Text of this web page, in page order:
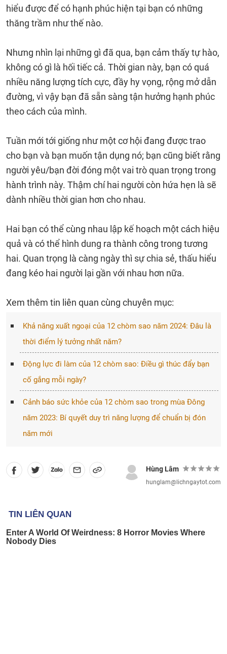
hiểu được để có hạnh phúc hiện tại bạn có những
thăng trầm như thế nào.
Nhưng nhìn lại những gì đã qua, bạn cảm thấy tự hào,
không có gì là hối tiếc cả. Thời gian này, bạn có quá
nhiều năng lượng tích cực, đầy hy vọng, rộng mở dẫn
đường, vì vậy bạn đã sẵn sàng tận hưởng hạnh phúc
theo cách của mình.
Tuần mới tới giống như một cơ hội đang được trao
cho bạn và bạn muốn tận dụng nó; bạn cũng biết rằng
người yêu/bạn đời đóng một vai trò quan trọng trong
hành trình này. Thậm chí hai người còn hứa hẹn là sẽ
dành nhiều thời gian hơn cho nhau.
Hai bạn có thể cùng nhau lập kế hoạch một cách hiệu
quả và có thể hình dung ra thành công trong tương
hai. Quan trọng là càng ngày thì sự chia sẻ, thấu hiểu
đang kéo hai người lại gần với nhau hơn nữa.
Xem thêm tin liên quan cùng chuyên mục:
Khả năng xuất ngoại của 12 chòm sao năm 2024: Đâu là
thời điểm lý tưởng nhất năm?
Động lực đi làm của 12 chòm sao: Điều gì thúc đẩy bạn
cố gắng mỗi ngày?
Cảnh báo sức khỏe của 12 chòm sao trong mùa Đông
năm 2023: Bí quyết duy trì năng lượng để chuẩn bị đón
năm mới
Hùng Lâm
hunglam@lichngaytot.com